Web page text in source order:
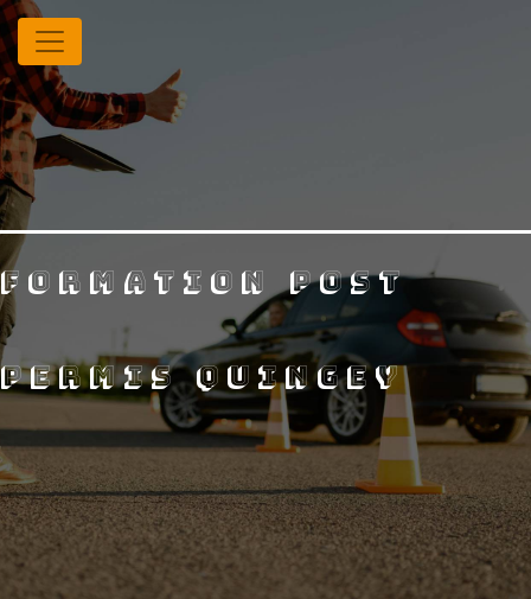
Panneau de gestion des cookies
formation post
permis Quingey